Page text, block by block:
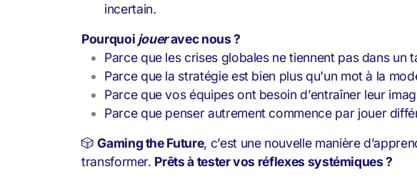
incertain.
Pourquoi joueravec nous ?
Parce que les crises globales ne tiennent pas dans un
Parce que la stratégie est bien plus qu'un mot à la
Parce que vos équipes ont besoin d’entraîner leur
Parce que penser autrement commence par jouer
🎲Gaming the Future, c’est une nouvelle manière
transformer. Prêts à tester vos réflexes systémiques ?